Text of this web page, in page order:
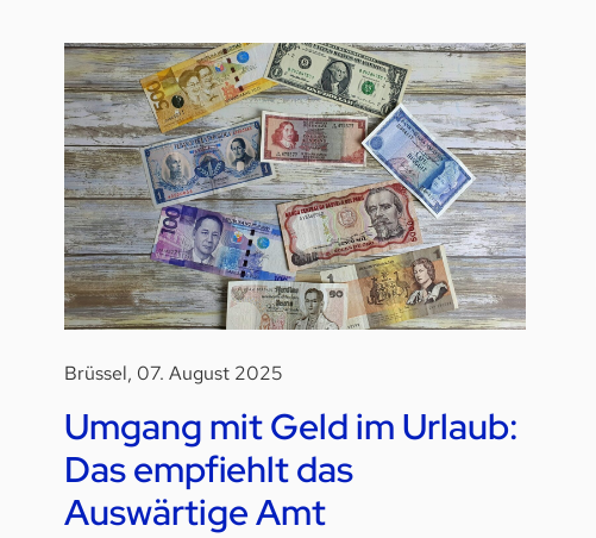
Brüssel, 07. August 2025
Umgang mit Geld im Urlaub:
Das empfiehlt das
Auswärtige Amt